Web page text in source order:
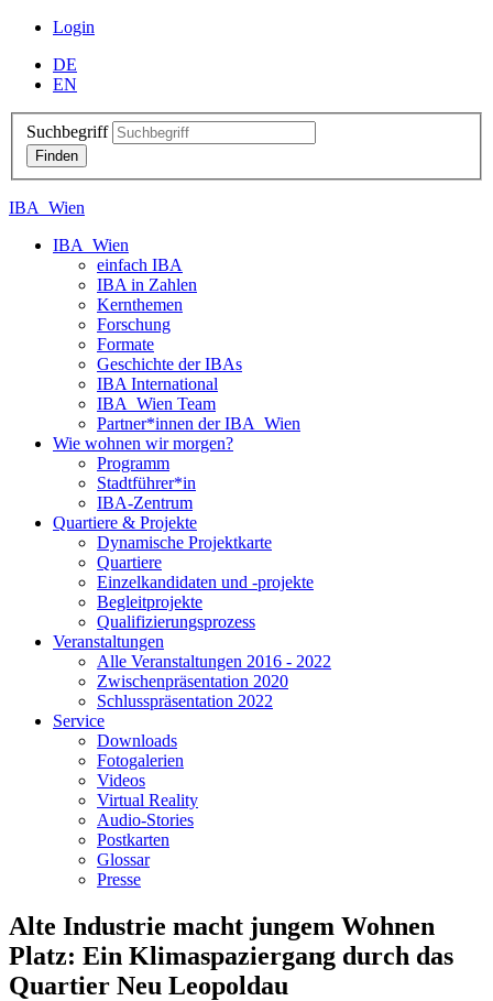
Login
DE
EN
Suchbegriff
IBA_Wien
IBA_Wien
einfach IBA
IBA in Zahlen
Kernthemen
Forschung
Formate
Geschichte der IBAs
IBA International
IBA_Wien Team
Partner*innen der IBA_Wien
Wie wohnen wir morgen?
Programm
Stadtführer*in
IBA-Zentrum
Quartiere & Projekte
Dynamische Projektkarte
Quartiere
Einzelkandidaten und -projekte
Begleitprojekte
Qualifizierungsprozess
Veranstaltungen
Alle Veranstaltungen 2016 - 2022
Zwischenpräsentation 2020
Schlusspräsentation 2022
Service
Downloads
Fotogalerien
Videos
Virtual Reality
Audio-Stories
Postkarten
Glossar
Presse
Alte Industrie macht jungem Wohnen
Platz: Ein Klimaspaziergang durch das
Quartier Neu Leopoldau